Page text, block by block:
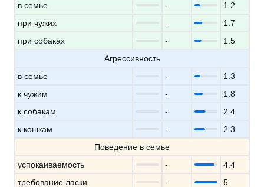
в семье
-
1.2
при чужих
-
1.7
при собаках
-
1.5
Агрессивность
в семье
-
1.3
к чужим
-
1.8
к собакам
-
2.4
к кошкам
-
2.3
Поведение в семье
успокаиваемость
-
4.4
требование ласки
-
5